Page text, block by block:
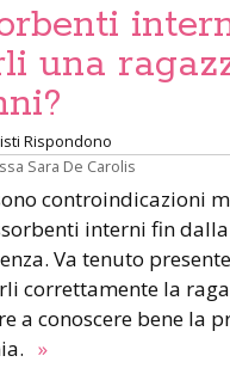
una
Rispondono
Sara De Carolis
controindicazioni
interni fin
Va tenuto
correttamente la
a conoscere bene la
»